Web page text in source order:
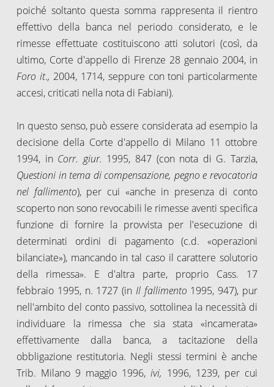
poiché soltanto questa somma rappresenta il rientro
effettivo della banca nel periodo considerato, e le
rimesse effettuate costituiscono atti solutori (così, da
ultimo, Corte d'appello di Firenze 28 gennaio 2004, in
Foro it., 2004, 1714, seppure con toni particolarmente
accesi, criticati nella nota di Fabiani).
In questo senso, può essere considerata ad esempio la
decisione della Corte d'appello di Milano 11 ottobre
1994, in Corr. giur. 1995, 847 (con nota di G. Tarzia,
Questioni in tema di compensazione, pegno e revocatoria
nel fallimento), per cui «anche in presenza di conto
scoperto non sono revocabili le rimesse aventi specifica
funzione di fornire la provvista per l'esecuzione di
determinati ordini di pagamento (c.d. «operazioni
bilanciate»), mancando in tal caso il carattere solutorio
della rimessa». E d'altra parte, proprio Cass. 17
febbraio 1995, n. 1727 (in Il fallimento 1995, 947), pur
nell'ambito del conto passivo, sottolinea la necessità di
individuare la rimessa che sia stata «incamerata»
effettivamente dalla banca, a tacitazione della
obbligazione restitutoria. Negli stessi termini è anche
Trib. Milano 9 maggio 1996, ivi, 1996, 1239, per cui